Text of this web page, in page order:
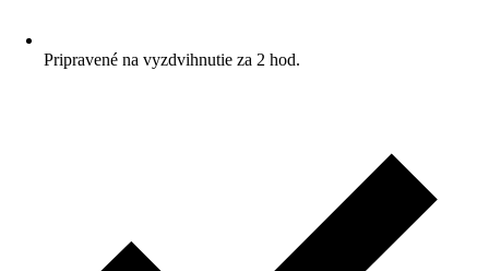
Pripravené na vyzdvihnutie za 2 hod.